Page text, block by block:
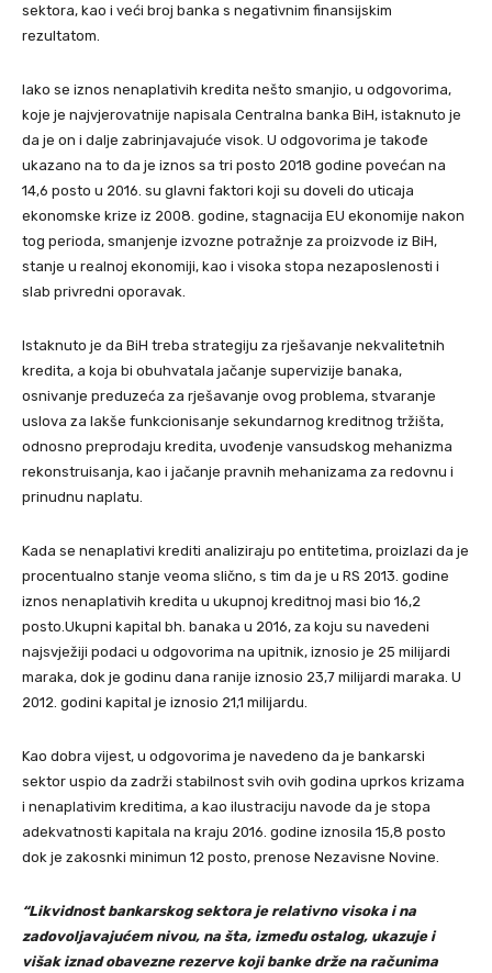
sektora, kao i veći broj banka s negativnim finansijskim
rezultatom.
Iako se iznos nenaplativih kredita nešto smanjio, u odgovorima,
koje je najvjerovatnije napisala Centralna banka BiH, istaknuto je
da je on i dalje zabrinjavajuće visok. U odgovorima je takođe
ukazano na to da je iznos sa tri posto 2018 godine povećan na
14,6 posto u 2016. su glavni faktori koji su doveli do uticaja
ekonomske krize iz 2008. godine, stagnacija EU ekonomije nakon
tog perioda, smanjenje izvozne potražnje za proizvode iz BiH,
stanje u realnoj ekonomiji, kao i visoka stopa nezaposlenosti i
slab privredni oporavak.
Istaknuto je da BiH treba strategiju za rješavanje nekvalitetnih
kredita, a koja bi obuhvatala jačanje supervizije banaka,
osnivanje preduzeća za rješavanje ovog problema, stvaranje
uslova za lakše funkcionisanje sekundarnog kreditnog tržišta,
odnosno preprodaju kredita, uvođenje vansudskog mehanizma
rekonstruisanja, kao i jačanje pravnih mehanizama za redovnu i
prinudnu naplatu.
Kada se nenaplativi krediti analiziraju po entitetima, proizlazi da je
procentualno stanje veoma slično, s tim da je u RS 2013. godine
iznos nenaplativih kredita u ukupnoj kreditnoj masi bio 16,2
posto.Ukupni kapital bh. banaka u 2016, za koju su navedeni
najsvježiji podaci u odgovorima na upitnik, iznosio je 25 milijardi
maraka, dok je godinu dana ranije iznosio 23,7 milijardi maraka. U
2012. godini kapital je iznosio 21,1 milijardu.
Kao dobra vijest, u odgovorima je navedeno da je bankarski
sektor uspio da zadrži stabilnost svih ovih godina uprkos krizama
i nenaplativim kreditima, a kao ilustraciju navode da je stopa
adekvatnosti kapitala na kraju 2016. godine iznosila 15,8 posto
dok je zakosnki minimun 12 posto, prenose Nezavisne Novine.
“Likvidnost bankarskog sektora je relativno visoka i na
zadovoljavajućem nivou, na šta, između ostalog, ukazuje i
višak iznad obavezne rezerve koji banke drže na računima